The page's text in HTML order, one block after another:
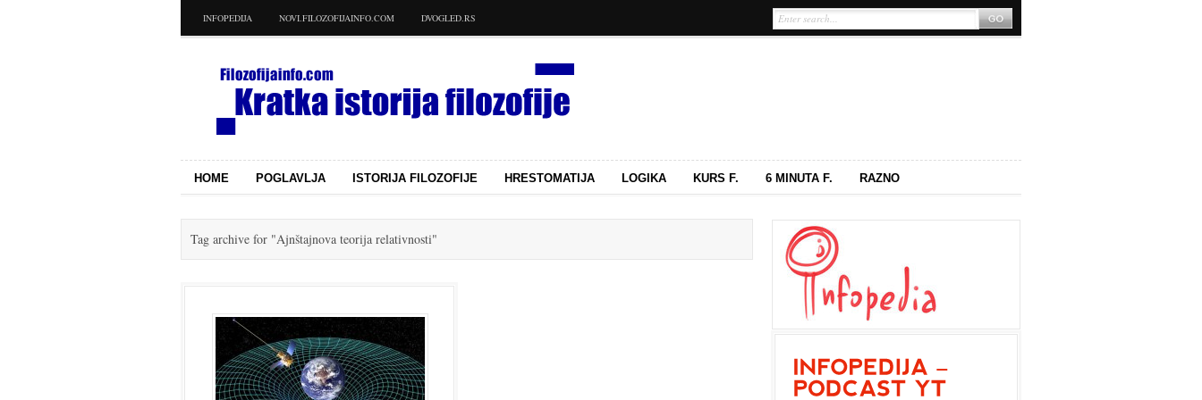
INFOPEDIJA NOVI.FILOZOFIJAINFO.COM DVOGLED.RS
HOME POGLAVLJA ISTORIJA FILOZOFIJE HRESTOMATIJA LOGIKA KURS F. 6 MINUTA F. RAZNO
Tag archive for "Ajnštajnova teorija relativnosti"